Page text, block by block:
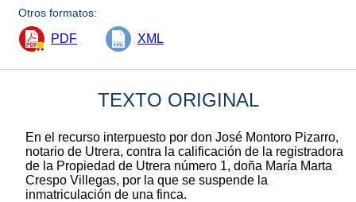
Otros formatos:
PDF XML
TEXTO ORIGINAL
En el recurso interpuesto por don José Montoro Pizarro,
notario de Utrera, contra la calificación de la registradora
de la Propiedad de Utrera número 1, doña María Marta
Crespo Villegas, por la que se suspende la
inmatriculación de una finca.